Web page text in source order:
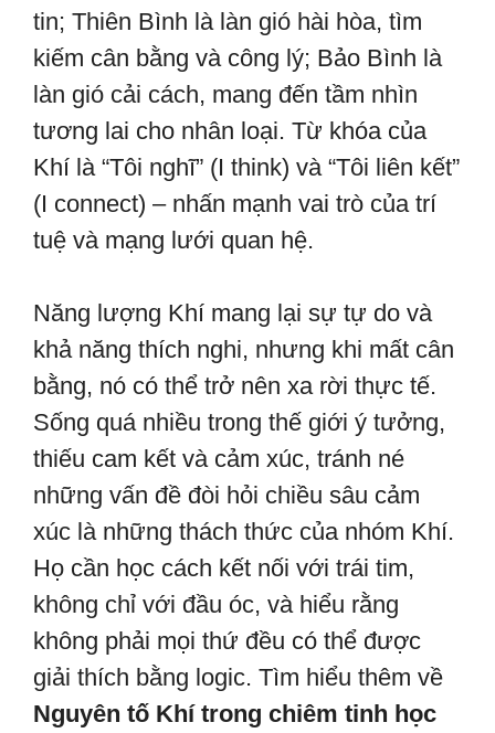
tin; Thiên Bình là làn gió hài hòa, tìm
kiếm cân bằng và công lý; Bảo Bình là
làn gió cải cách, mang đến tầm nhìn
tương lai cho nhân loại. Từ khóa của
Khí là “Tôi nghĩ” (I think) và “Tôi liên kết”
(I connect) – nhấn mạnh vai trò của trí
tuệ và mạng lưới quan hệ.
Năng lượng Khí mang lại sự tự do và
khả năng thích nghi, nhưng khi mất cân
bằng, nó có thể trở nên xa rời thực tế.
Sống quá nhiều trong thế giới ý tưởng,
thiếu cam kết và cảm xúc, tránh né
những vấn đề đòi hỏi chiều sâu cảm
xúc là những thách thức của nhóm Khí.
Họ cần học cách kết nối với trái tim,
không chỉ với đầu óc, và hiểu rằng
không phải mọi thứ đều có thể được
giải thích bằng logic. Tìm hiểu thêm về
Nguyên tố Khí trong chiêm tinh học